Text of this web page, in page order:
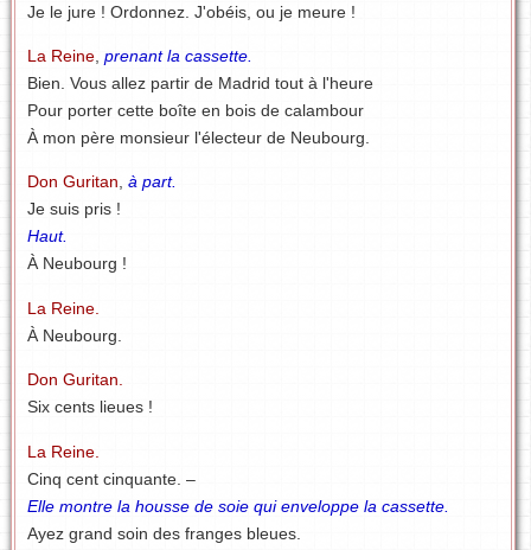
Je le jure ! Ordonnez. J'obéis, ou je meure !
La Reine prenant la cassette.
Bien. Vous allez partir de Madrid tout à l'heure
Pour porter cette boîte en bois de calambour
À mon père monsieur l'électeur de Neubourg.
Don Guritan, à part.
Je suis pris !
Haut.
À Neubourg !
La Reine.
À Neubourg.
Don Guritan.
Six cents lieues !
La Reine.
Cinq cent cinquante. –
Elle montre la housse de soie qui enveloppe la cassette.
Ayez grand soin des franges bleues.